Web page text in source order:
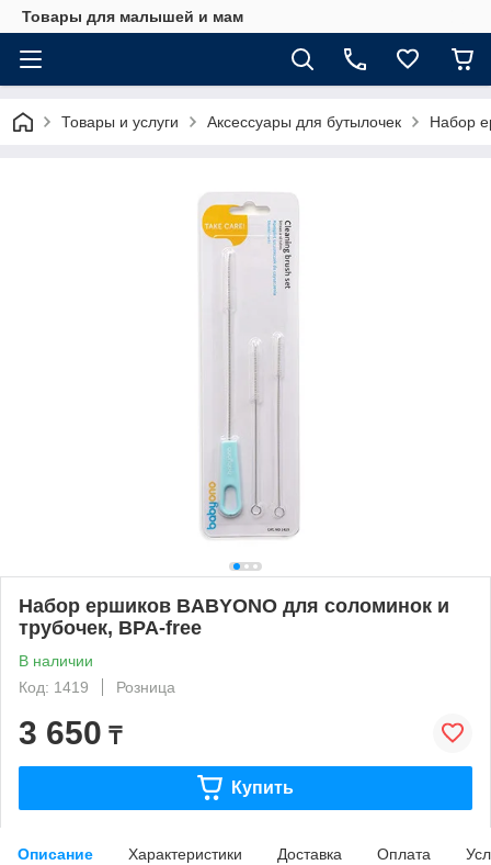
Товары для малышей и мам
Товары и услуги Аксессуары для бутылочек Набор
Набор ершиков BABYONO для соломинок и
трубочек, BPA-free
В наличии
Код: 1419
Розница
3 650 ₸
Купить
Описание Характеристики Доставка Оплата